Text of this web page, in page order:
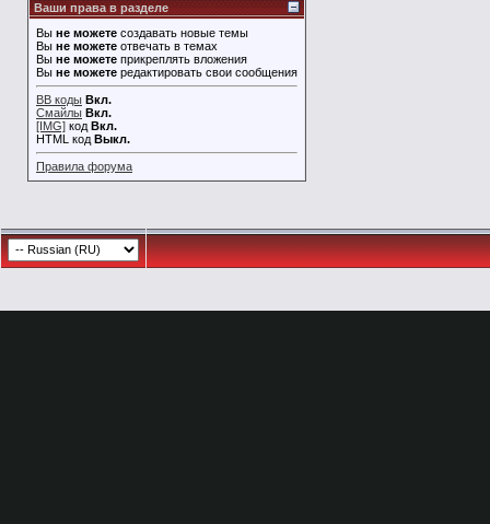
Ваши права в разделе
Вы не можете создавать новые темы
Вы не можете отвечать в темах
Вы не можете прикреплять вложения
Вы не можете редактировать свои сообщения
BB коды Вкл.
Смайлы Вкл.
[IMG] код Вкл.
HTML код Выкл.
Правила форума